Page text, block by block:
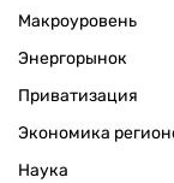
Макроуровень
Энергорынок
Приватизация
Экономика
Наука